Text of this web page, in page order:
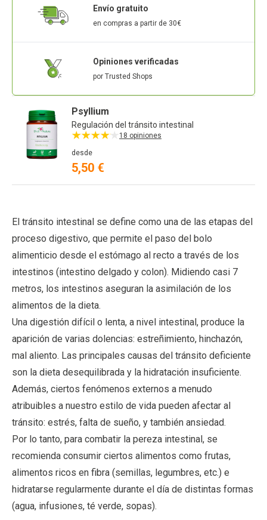
El tránsito intestinal se define como una de las etapas del
proceso digestivo, que permite el paso del bolo
alimenticio desde el estómago al recto a través de los
intestinos (intestino delgado y colon). Midiendo casi 7
metros, los intestinos aseguran la asimilación de los
alimentos de la dieta.
Una digestión difícil o lenta, a nivel intestinal, produce la
aparición de varias dolencias: estreñimiento, hinchazón,
mal aliento. Las principales causas del tránsito deficiente
son la dieta desequilibrada y la hidratación insuficiente.
Además, ciertos fenómenos externos a menudo
atribuibles a nuestro estilo de vida pueden afectar al
tránsito: estrés, falta de sueño, y también ansiedad.
Por lo tanto, para combatir la pereza intestinal, se
recomienda consumir ciertos alimentos como frutas,
alimentos ricos en fibra (semillas, legumbres, etc.) e
hidratarse regularmente durante el día de distintas formas
(agua, infusiones, té verde, sopas).
Envío gratuito
en compras a partir de 30€
Opiniones verificadas
por Trusted Shops
Psyllium
Regulación del tránsito intestinal
18 opiniones
desde
5,50 €